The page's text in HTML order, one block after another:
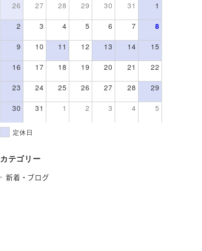
26 27 28 29 30 31 1
2 3 4 5 6 7 8
9 10 11 12 13 14 15
16 17 18 19 20 21 22
23 24 25 26 27 28 29
30 31 1 2 3 4 5
定休日
カテゴリー
新着・ブログ